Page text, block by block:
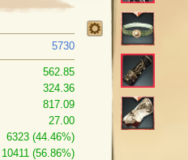
5730
562.85
324.36
817.09
27.00
6323 (44.46%)
10411 (56.86%)